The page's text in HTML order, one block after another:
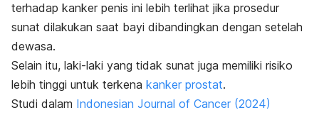
terhadap kanker penis ini lebih terlihat jika prosedur
sunat dilakukan saat bayi dibandingkan dengan setelah
dewasa.
Selain itu, laki-laki yang tidak sunat juga memiliki risiko
lebih tinggi untuk terkena kanker prostat.
Studi dalam Indonesian Journal of Cancer (2024)